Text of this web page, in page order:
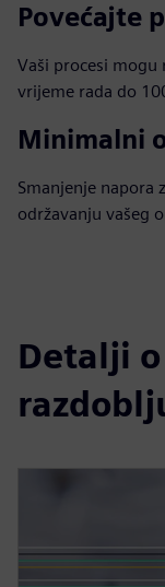
Povećajte
Vaši procesi
vrijeme rada do
Minimalni
Smanjenje napora
održavanju vašeg
Detalji